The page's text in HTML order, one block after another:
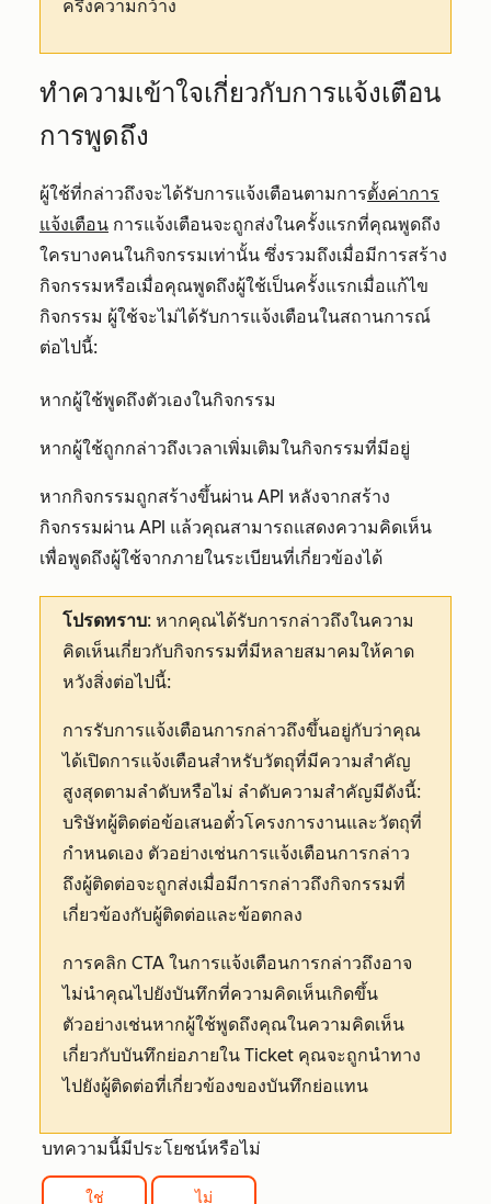
ครึ่งความกว้าง
ทำความเข้าใจเกี่ยวกับการแจ้งเตือน
การพูดถึง
ผู้ใช้ที่กล่าวถึงจะได้รับการแจ้งเตือนตามการตั้งค่าการ
แจ้งเตือน การแจ้งเตือนจะถูกส่งในครั้งแรกที่คุณพูดถึง
ใครบางคนในกิจกรรมเท่านั้น ซึ่งรวมถึงเมื่อมีการสร้าง
กิจกรรมหรือเมื่อคุณพูดถึงผู้ใช้เป็นครั้งแรกเมื่อแก้ไข
กิจกรรม ผู้ใช้จะไม่ได้รับการแจ้งเตือนในสถานการณ์
ต่อไปนี้:
หากผู้ใช้พูดถึงตัวเองในกิจกรรม
หากผู้ใช้ถูกกล่าวถึงเวลาเพิ่มเติมในกิจกรรมที่มีอยู่
หากกิจกรรมถูกสร้างขึ้นผ่าน API หลังจากสร้าง
กิจกรรมผ่าน API แล้วคุณสามารถแสดงความคิดเห็น
เพื่อพูดถึงผู้ใช้จากภายในระเบียนที่เกี่ยวข้องได้
โปรดทราบ: หากคุณได้รับการกล่าวถึงในความ
คิดเห็นเกี่ยวกับกิจกรรมที่มีหลายสมาคมให้คาด
หวังสิ่งต่อไปนี้:
การรับการแจ้งเตือนการกล่าวถึงขึ้นอยู่กับว่าคุณ
ได้เปิดการแจ้งเตือนสำหรับวัตถุที่มีความสำคัญ
สูงสุดตามลำดับหรือไม่ ลำดับความสำคัญมีดังนี้:
บริษัทผู้ติดต่อข้อเสนอตั๋วโครงการงานและวัตถุที่
กำหนดเอง ตัวอย่างเช่นการแจ้งเตือนการกล่าว
ถึงผู้ติดต่อจะถูกส่งเมื่อมีการกล่าวถึงกิจกรรมที่
เกี่ยวข้องกับผู้ติดต่อและข้อตกลง
การคลิก CTA ในการแจ้งเตือนการกล่าวถึงอาจ
ไม่นำคุณไปยังบันทึกที่ความคิดเห็นเกิดขึ้น
ตัวอย่างเช่นหากผู้ใช้พูดถึงคุณในความคิดเห็น
เกี่ยวกับบันทึกย่อภายใน Ticket คุณจะถูกนำทาง
ไปยังผู้ติดต่อที่เกี่ยวข้องของบันทึกย่อแทน
บทความนี้มีประโยชน์หรือไม่
ใช่ ไม่